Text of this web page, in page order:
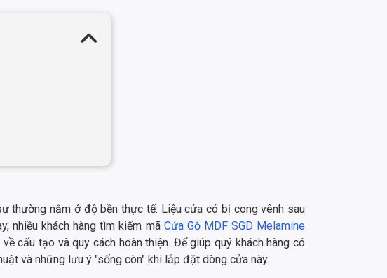
thường nằm ở độ bền thực tế: Liệu cửa có bị cong vênh sau
nhiều khách hàng tìm kiếm mã Cửa Gỗ MDF SGD Melamine
cấu tạo và quy cách hoàn thiện. Để giúp quý khách hàng có
và những lưu ý "sống còn" khi lắp đặt dòng cửa này.